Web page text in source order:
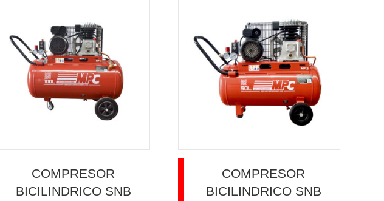
COMPRESOR
BICILINDRICO SNB
COMPRESOR
BICILINDRICO SNB